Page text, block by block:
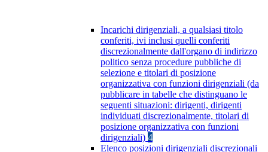
Incarichi dirigenziali, a qualsiasi titolo
conferiti, ivi inclusi quelli conferiti
discrezionalmente dall'organo di indirizzo
politico senza procedure pubbliche di
selezione e titolari di posizione
organizzativa con funzioni dirigenziali (da
pubblicare in tabelle che distinguano le
seguenti situazioni: dirigenti, dirigenti
individuati discrezionalmente, titolari di
posizione organizzativa con funzioni
dirigenziali) 4
Elenco posizioni dirigenziali discrezionali